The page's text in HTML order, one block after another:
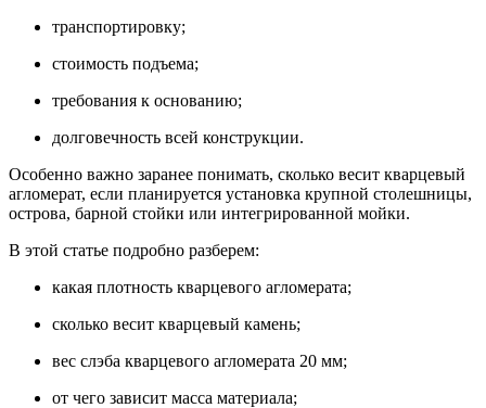
транспортировку;
стоимость подъема;
требования к основанию;
долговечность всей конструкции.
Особенно важно заранее понимать, сколько весит кварцевый
агломерат, если планируется установка крупной столешницы,
острова, барной стойки или интегрированной мойки.
В этой статье подробно разберем:
какая плотность кварцевого агломерата;
сколько весит кварцевый камень;
вес слэба кварцевого агломерата 20 мм;
от чего зависит масса материала;